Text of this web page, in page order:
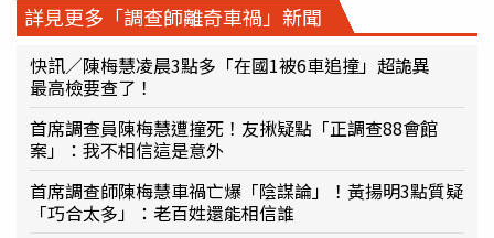
詳見更多「調查師離奇車禍」新聞
快訊／陳梅慧凌晨3點多「在國1被6車追撞」超詭異
最高檢要查了！
首席調查員陳梅慧遭撞死！友揪疑點「正調查88會館
案」：我不相信這是意外
首席調查師陳梅慧車禍亡爆「陰謀論」！黃揚明3點質疑
「巧合太多」：老百姓還能相信誰